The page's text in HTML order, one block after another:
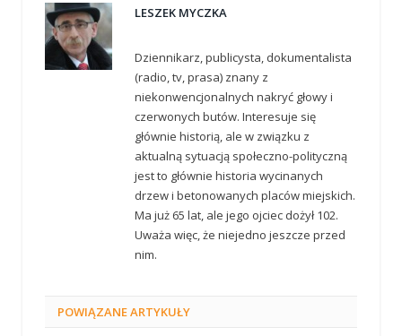
LESZEK MYCZKA
Dziennikarz, publicysta, dokumentalista
(radio, tv, prasa) znany z
niekonwencjonalnych nakryć głowy i
czerwonych butów. Interesuje się
głównie historią, ale w związku z
aktualną sytuacją społeczno-polityczną
jest to głównie historia wycinanych
drzew i betonowanych placów miejskich.
Ma już 65 lat, ale jego ojciec dożył 102.
Uważa więc, że niejedno jeszcze przed
nim.
POWIĄZANEARTYKUŁY